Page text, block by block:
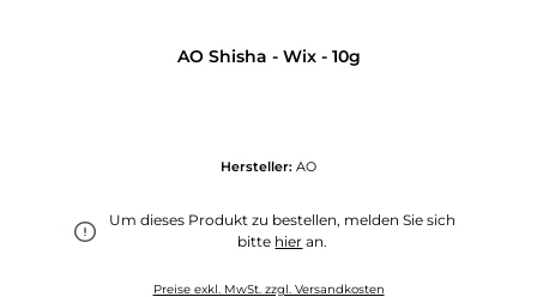
AO Shisha - Wix - 10g
Hersteller: AO
Um dieses Produkt zu bestellen, melden Sie sich
bitte hier an.
Preise exkl. MwSt. zzgl. Versandkosten